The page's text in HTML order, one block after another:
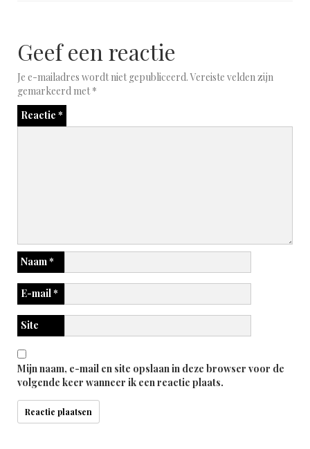
Geef een reactie
Je e-mailadres wordt niet gepubliceerd. Vereiste velden zijn
gemarkeerd met*
Reactie *
Naam*
E-mail*
Site
Mijn naam, e-mail en site opslaan in deze browser voor de
volgende keer wanneer ik een reactie plaats.